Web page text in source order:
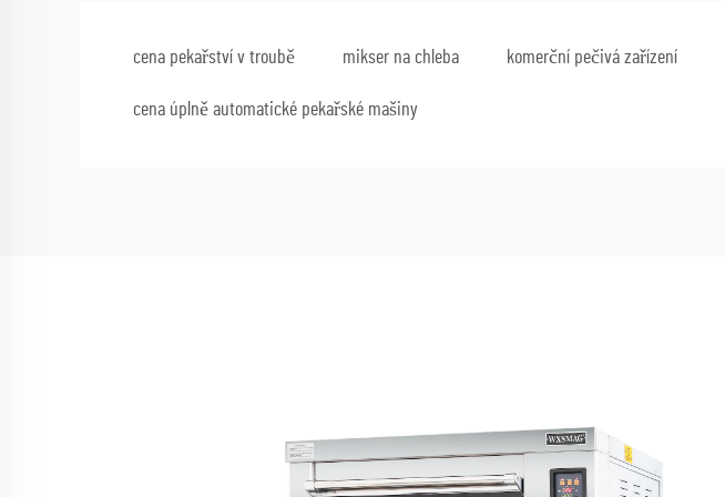
cena pekařství v troubě mikser na chleba komerční pečivá zařízení
cena úplně automatické pekařské mašiny